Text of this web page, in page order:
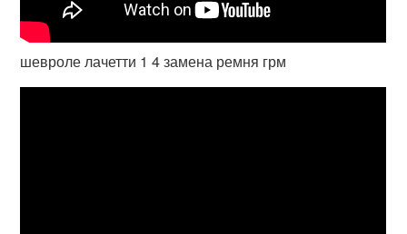
шевроле лачетти 1 4 замена ремня грм